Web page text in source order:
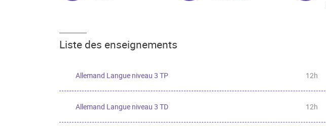
Liste des enseignements
Allemand Langue niveau 3 TP 12h
Allemand Langue niveau 3 TD 12h